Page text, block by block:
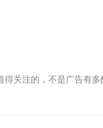
得关注的，不是广告有